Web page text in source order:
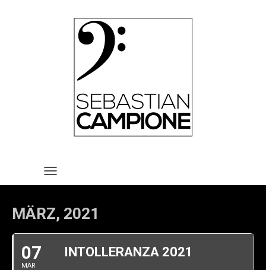
TOGGLE NAVIGATION
IMPRESSUM UND
DATENSCHUTZERKLÄRUNG
MÄRZ, 2021
07
MÄR
INTOLLERANZA 2021